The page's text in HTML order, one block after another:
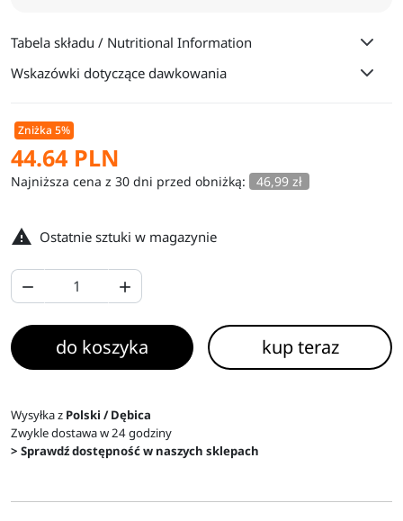
Tabela składu / Nutritional Information
Wskazówki dotyczące dawkowania
Zniżka 5%
44.64 PLN
Najniższa cena z 30 dni przed obniżką: 46,99 zł
 Ostatnie sztuki w magazynie
 
do koszyka kup teraz
Wysyłka z Polski / Dębica
Zwykle dostawa w 24 godziny
> Sprawdź dostępność w naszych sklepach